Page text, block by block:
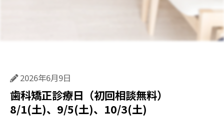
2026年6月9日
歯科矯正診療日（初回相談無料）
8/1(土)、9/5(土)、10/3(土)